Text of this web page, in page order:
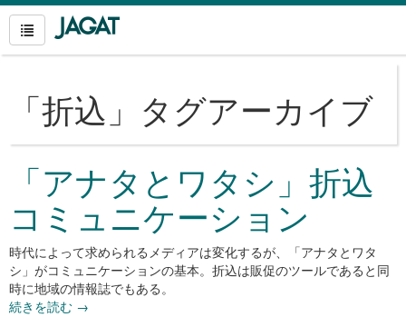
「折込 」タグアーカイブ
「アナタとワタシ」折込
コミュニケーション
時代によって求められるメディアは変化するが、「アナタとワタ
シ」がコミュニケーションの基本。折込は販促のツールであると同
時に地域の情報誌でもある。
続きを読む →